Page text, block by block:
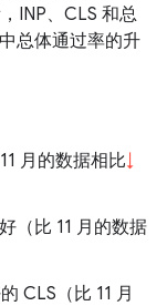
INP、CLS 和总
总体通过率的升
月的数据相比↓
（比 11 月的数据
CLS（比 11 月